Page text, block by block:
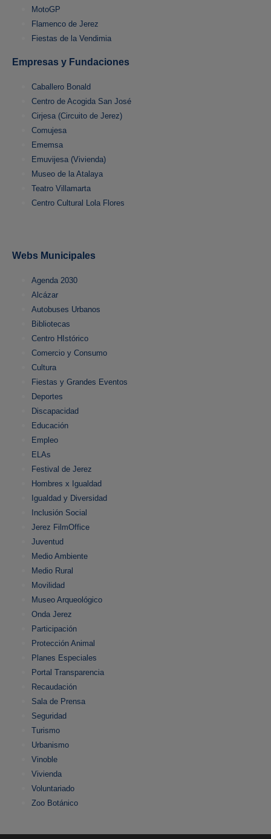
MotoGP
Flamenco de Jerez
Fiestas de la Vendimia
Empresas y Fundaciones
Caballero Bonald
Centro de Acogida San José
Cirjesa (Circuito de Jerez)
Comujesa
Ememsa
Emuvijesa (Vivienda)
Museo de la Atalaya
Teatro Villamarta
Centro Cultural Lola Flores
Webs Municipales
Agenda 2030
Alcázar
Autobuses Urbanos
Bibliotecas
Centro HIstórico
Comercio y Consumo
Cultura
Fiestas y Grandes Eventos
Deportes
Discapacidad
Educación
Empleo
ELAs
Festival de Jerez
Hombres x Igualdad
Igualdad y Diversidad
Inclusión Social
Jerez FilmOffice
Juventud
Medio Ambiente
Medio Rural
Movilidad
Museo Arqueológico
Onda Jerez
Participación
Protección Animal
Planes Especiales
Portal Transparencia
Recaudación
Sala de Prensa
Seguridad
Turismo
Urbanismo
Vinoble
Vivienda
Voluntariado
Zoo Botánico